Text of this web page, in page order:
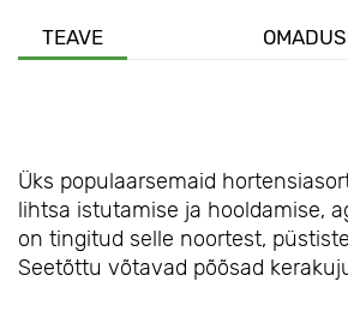
TEAVE
Üks populaarsemaid
lihtsa istutamise ja hooldamise,
on tingitud selle noortest,
Seetõttu võtavad põõsad